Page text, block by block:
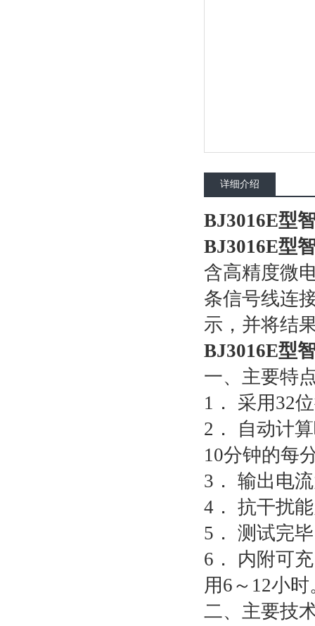
详细介绍
BJ3016E型
BJ3016E型
含高精度微
条信号线连
示，并将结
BJ3016E型
一、主要特
1． 采用32
2． 自动计
10分钟的每
3． 输出电
4． 抗干扰
5． 测试完
6． 内附可
用6～12小时
二、主要技